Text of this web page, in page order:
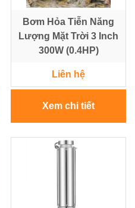
Bơm Hỏa Tiễn Năng
Lượng Mặt Trời 3 Inch
300W (0.4HP)
Liên hệ
Xem chi tiết